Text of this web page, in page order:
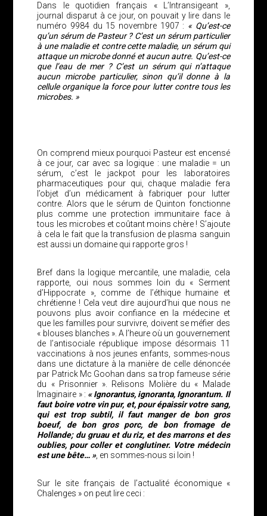
Dans le quotidien français « L’Intransigeant »,
journal disparut à ce jour, on pouvait y lire dans le
numéro 9984 du 15 novembre 1907 : « Qu’est-ce
qu’un sérum de Pasteur ? C’est un sérum particulier
à une maladie et contre cette maladie, un sérum qui
attaque un microbe donné et aucun autre. Qu’est-ce
que l’eau de mer ? C’est un sérum qui n’attaque
aucun microbe particulier, sinon qu’il donne à la
cellule organique la force pour lutter contre tous les
microbes. »
On comprend mieux pourquoi Pasteur est encensé
à ce jour, car avec sa logique : une maladie = un
sérum, c’est le jackpot pour les laboratoires
pharmaceutiques pour qui, chaque maladie fera
l’objet d’un médicament à fabriquer pour lutter
contre. Alors que le sérum de Quinton fonctionne
plus comme une protection immunitaire face à
tous les microbes et coûtant moins chère ! S’ajoute
à cela le fait que la transfusion de plasma sanguin
est aussi un domaine qui rapporte gros !
Bref dans la logique mercantile, une maladie, cela
rapporte, oui nous sommes loin du « Serment
d’Hippocrate », comme de l’éthique humaine et
chrétienne ! Cela veut dire aujourd’hui que nous ne
pouvons plus avoir confiance en la médecine et
que les familles pour survivre, doivent se méfier des
« blouses blanches ». A l’heure où un gouvernement
de l’antisociale république impose désormais 11
vaccinations à nos jeunes enfants, sommes-nous
dans une dictature à la manière de celle dénoncée
par Patrick Mc Goohan dans sa trop fameuse série
du « Prisonnier ». Relisons Molière du « Malade
Imaginaire » : « Ignorantus, ignoranta, Ignorantum. Il
faut boire votre vin pur, et, pour épaissir votre sang,
qui est trop subtil, il faut manger de bon gros
boeuf, de bon gros porc, de bon fromage de
Hollande; du gruau et du riz, et des marrons et des
oublies, pour coller et conglutiner. Votre médecin
est une bête… », en sommes-nous si loin !
Sur le site français de l’actualité économique «
Chalenges » on peut lire ceci :